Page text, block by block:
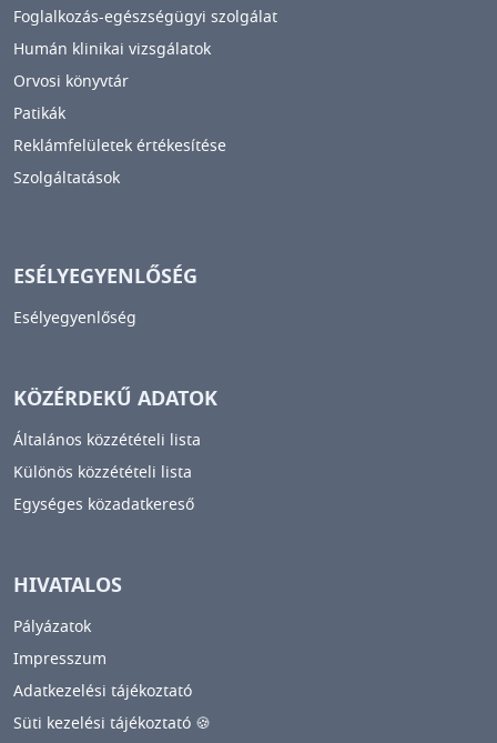
Foglalkozás-egészségügyi szolgálat
Humán klinikai vizsgálatok
Orvosi könyvtár
Patikák
Reklámfelületek értékesítése
Szolgáltatások
ESÉLYEGYENLŐSÉG
Esélyegyenlőség
KÖZÉRDEKŰ ADATOK
Általános közzétételi lista
Különös közzétételi lista
Egységes közadatkereső
HIVATALOS
Pályázatok
Impresszum
Adatkezelési tájékoztató
Süti kezelési tájékoztató 🍪